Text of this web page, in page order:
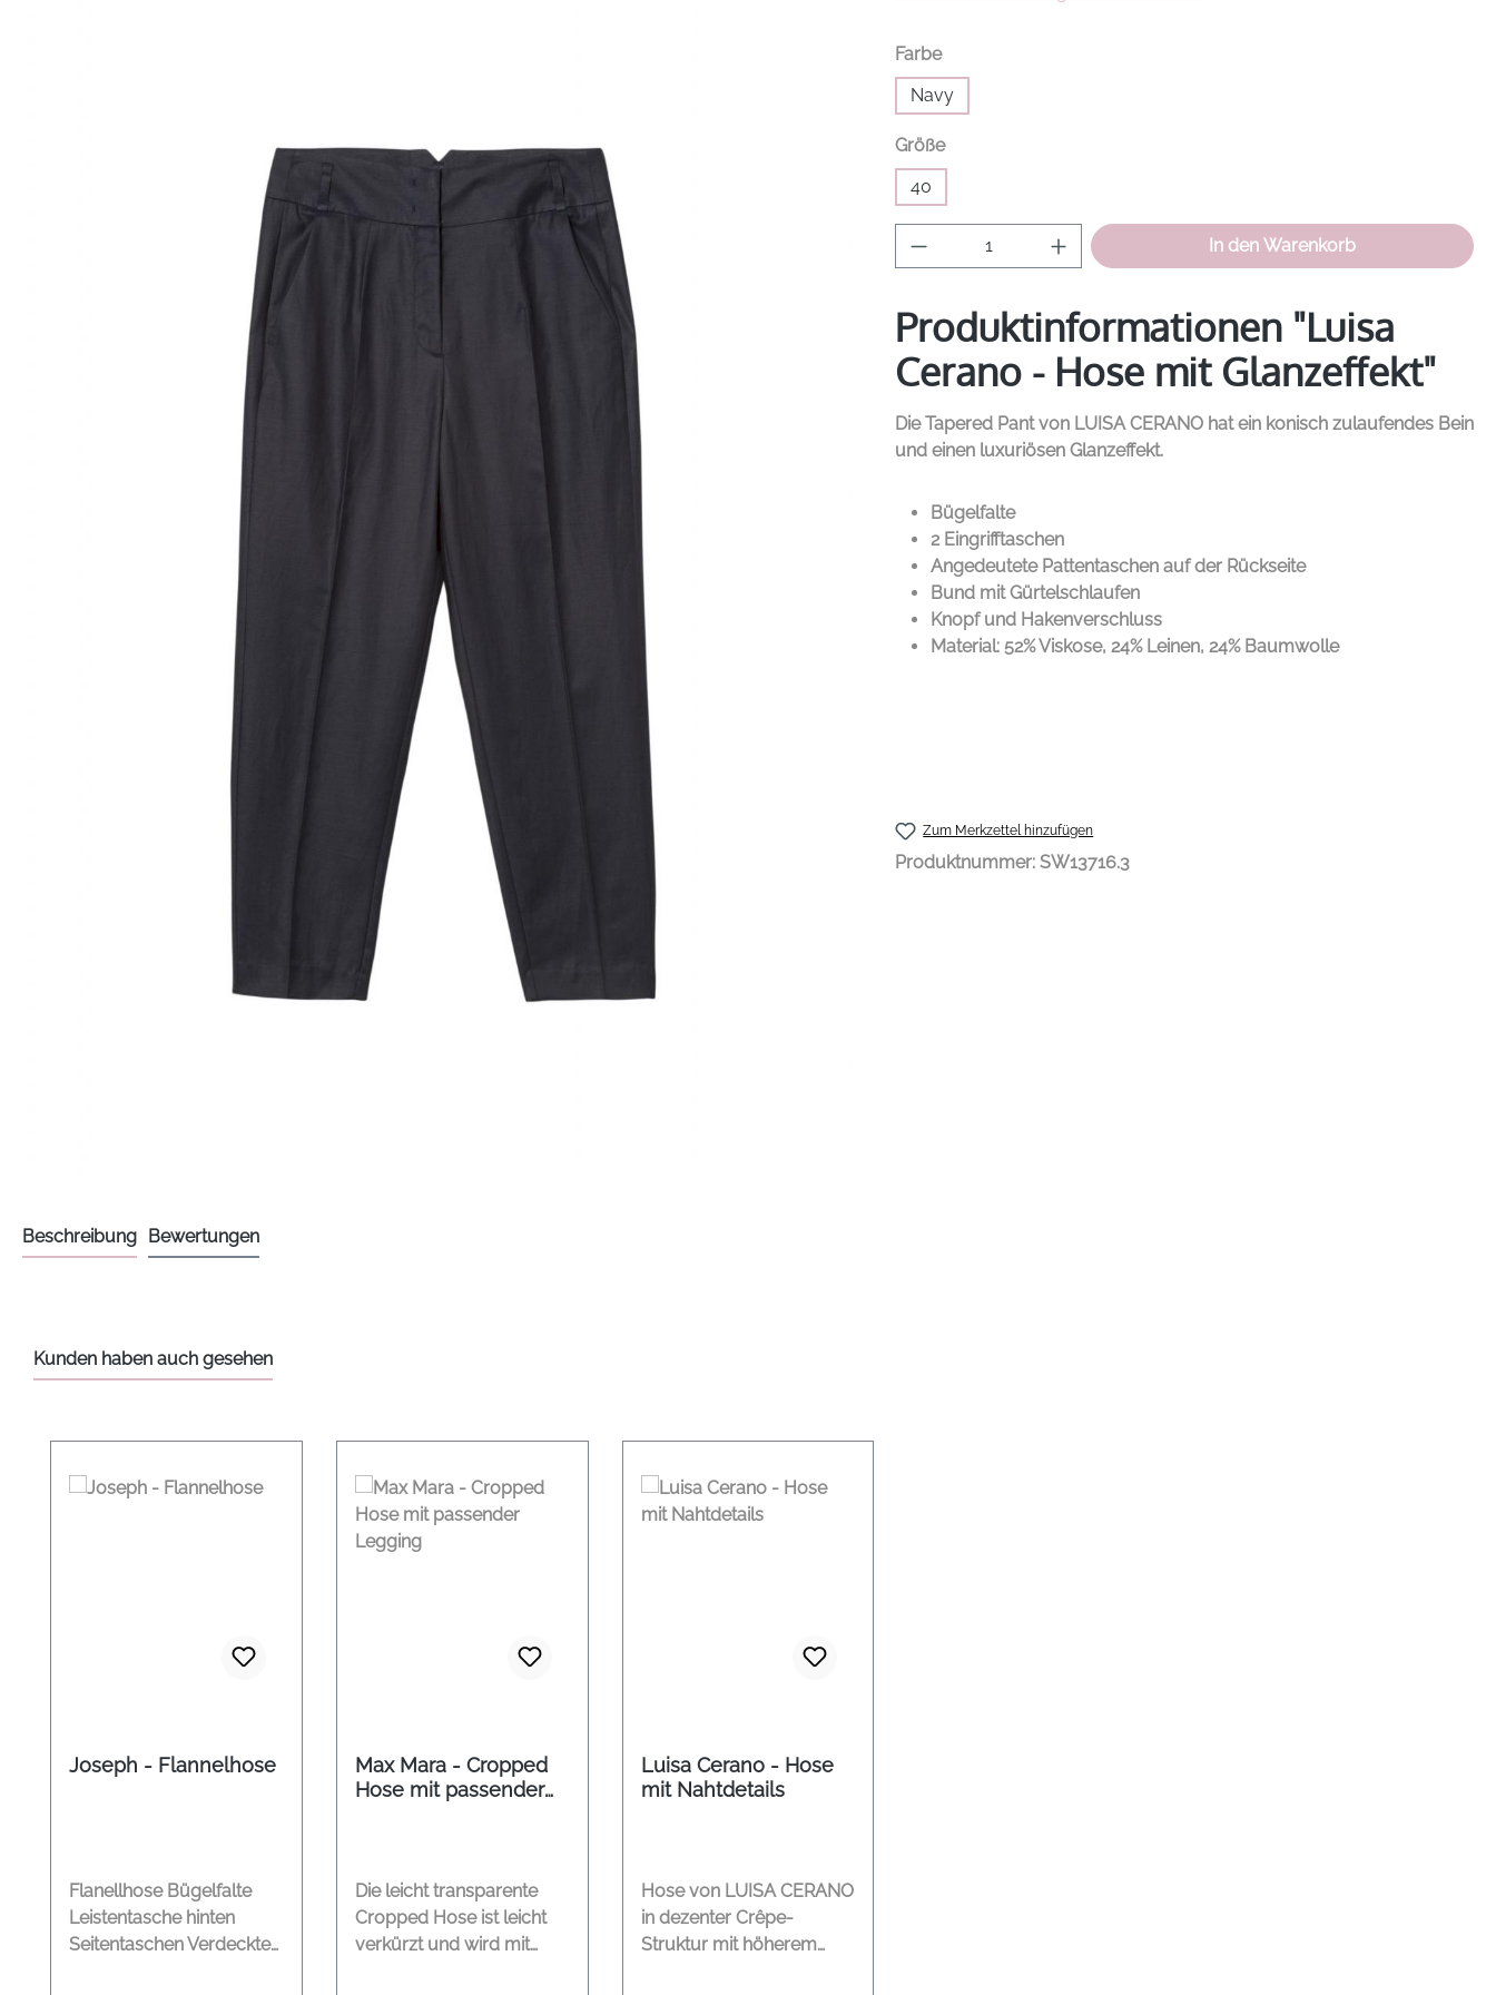
Farbeauswählen
Navy
Größeauswählen
40
Produkt Anzahl: Gib den gewünschten Wert
In den Warenkorb
Produktinformationen "Luisa
Cerano - Hose mit Glanzeffekt"
Die Tapered Pant von LUISA CERANO hat ein konisch zulaufendes Bein
und einen luxuriösen Glanzeffekt.
Bügelfalte
2 Eingrifftaschen
Angedeutete Pattentaschen auf der Rückseite
Bund mit Gürtelschlaufen
Knopf und Hakenverschluss
Material: 52% Viskose, 24% Leinen, 24% Baumwolle
Zum Merkzettel hinzufügen
Produktnummer: SW13716.3
Beschreibung Bewertungen
Kunden haben auch gesehen
Joseph - Flannelhose
Flanellhose Bügelfalte
Leistentasche hinten
Seitentaschen Verdeckte
Max Mara - Cropped
Hose mit passender
Die leicht transparente
Cropped Hose ist leicht
verkürzt und wird mit
Luisa Cerano - Hose
mit Nahtdetails
Hose von LUISA CERANO
in dezenter Crêpe-
Struktur mit höherem